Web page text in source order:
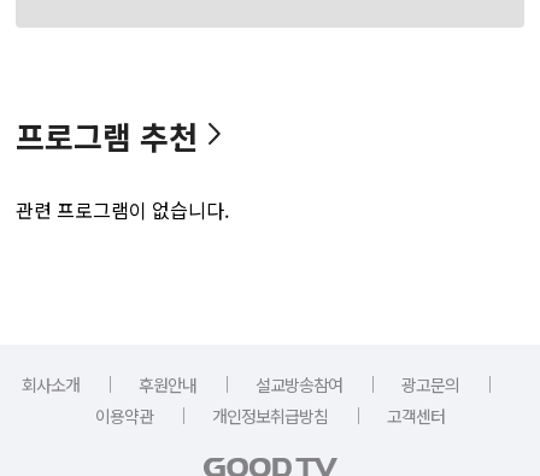
프로그램 추천
관련 프로그램이 없습니다.
회사소개 ｜ 후원안내 ｜ 설교방송참여 ｜ 광고문의
｜
이용약관
｜ 개인정보취급방침 ｜ 고객센터